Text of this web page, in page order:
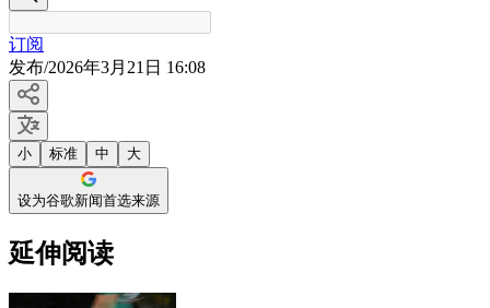
订阅
发布/2026年3月21日 16:08
小 标准 中 大
设为谷歌新闻首选来源
延伸阅读